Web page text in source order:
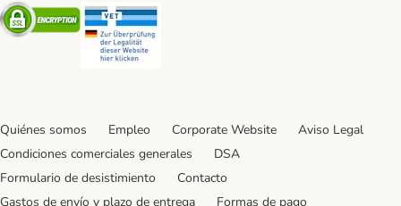
Security
Quiénes somos Empleo Corporate Website
Aviso Legal
Condiciones comerciales generales
DSA
Formulario de desistimiento
Contacto
Gastos de envío y plazo de entrega
Formas de pago